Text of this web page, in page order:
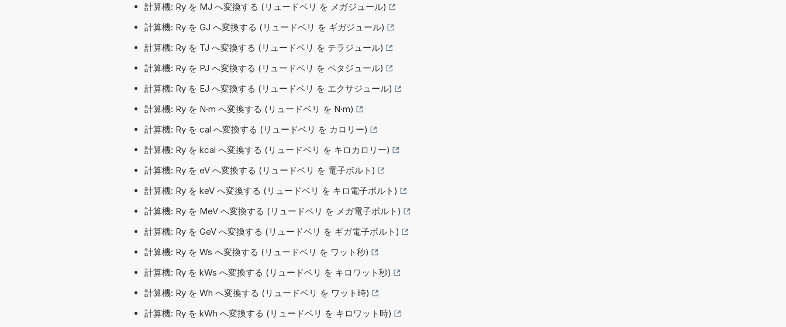
計算機: Ry を MJ へ変換する (リュードベリ を メガジュール)
計算機: Ry を GJ へ変換する (リュードベリ を ギガジュール)
計算機: Ry を TJ へ変換する (リュードベリ を テラジュール)
計算機: Ry を PJ へ変換する (リュードベリ を ペタジュール)
計算機: Ry を EJ へ変換する (リュードベリ を エクサジュール)
計算機: Ry を N·m へ変換する (リュードベリ を N·m)
計算機: Ry を cal へ変換する (リュードベリ を カロリー)
計算機: Ry を kcal へ変換する (リュードベリ を キロカロリー)
計算機: Ry を eV へ変換する (リュードベリ を 電子ボルト)
計算機: Ry を keV へ変換する (リュードベリ を キロ電子ボルト)
計算機: Ry を MeV へ変換する (リュードベリ を メガ電子ボルト)
計算機: Ry を GeV へ変換する (リュードベリ を ギガ電子ボルト)
計算機: Ry を Ws へ変換する (リュードベリ を ワット秒)
計算機: Ry を kWs へ変換する (リュードベリ を キロワット秒)
計算機: Ry を Wh へ変換する (リュードベリ を ワット時)
計算機: Ry を kWh へ変換する (リュードベリ を キロワット時)